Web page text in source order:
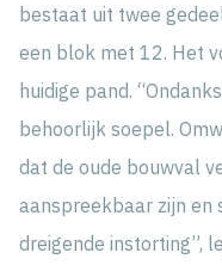
bestaat uit twee
een blok met 12. Het
huidige pand.
behoorlijk soepel.
dat de oude bouwval
aanspreekbaar zijn en
dreigende instorting”,